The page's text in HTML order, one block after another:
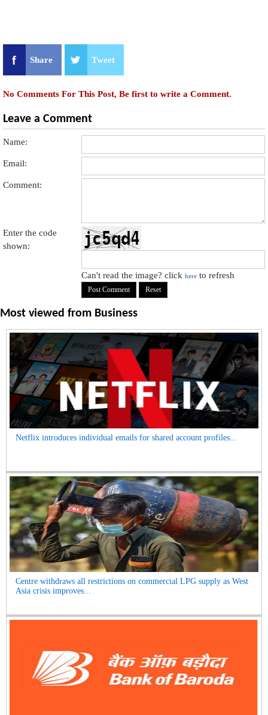
Share Tweet
No Comments For This Post, Be first to write a Comment.
Leave a Comment
Name:
Email:
Comment:
Enter the code
shown:
Can't read the image? clickhere to refresh
Most viewed from Business
Netflix introduces individual emails for shared account profiles...
Centre withdraws all restrictions on commercial LPG supply as West
Asia crisis improves...